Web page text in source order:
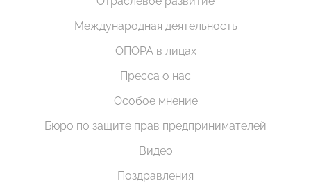
Международная деятельность
ОПОРА в лицах
Пресса о нас
Особое мнение
Бюро по защите прав предпринимателей
Видео
Поздравления